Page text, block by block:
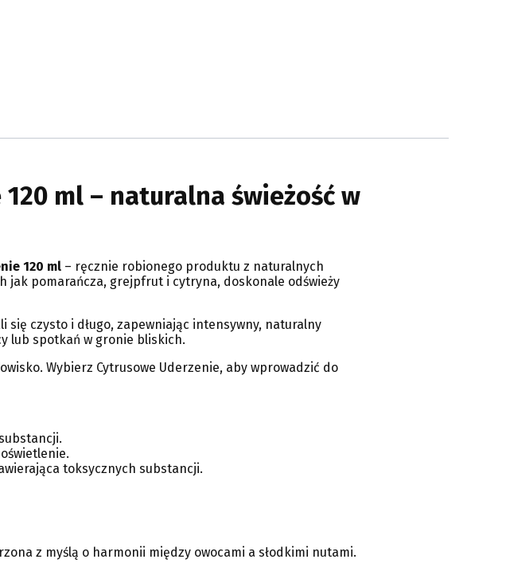
ml – naturalna świeżość w
120 ml– ręcznie robionego produktu z naturalnych
jak pomarańcza, grejpfrut i cytryna, doskonale odświeży
się czysto i długo, zapewniając intensywny, naturalny
lub spotkań w gronie bliskich.
Wybierz Cytrusowe Uderzenie, aby wprowadzić do
toksycznych substancji.
z myślą o harmonii między owocami a słodkimi nutami.